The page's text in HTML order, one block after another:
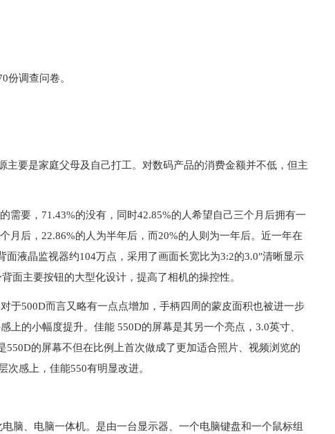
份调查问卷。
主要是家庭父母及自己打工。对数码产品的消费金额并不低，但主
需要，71.43%的没有，同时42.85%的人希望自己三个月后拥有一
月后，22.86%的人为半年后，而20%的人则为一年后。近一年在
面液晶监视器约104万点，采用了画面长宽比为3:2的3.0″清晰显示
面主要按钮的大型化设计，提高了相机的操控性。
于500D而言又略有一点点增加，手柄四周的蒙皮面积也被进一步
上的小幅度提升。佳能 550D的屏幕是其另一个亮点，3.0英寸、
550D的屏幕不但在比例上首次做成了更加适合照片、视频浏览的
感上，佳能550有明显改进。
脑、电脑一体机。是由一台显示器、一个电脑键盘和一个鼠标组